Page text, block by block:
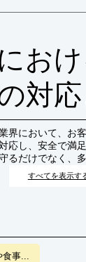
お
対応
界において、お
応し、安全で満
るだけでなく、
不可欠です。
すべてを表示す
食事...